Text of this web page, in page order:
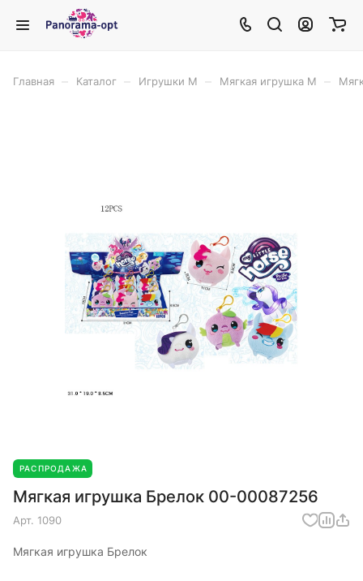
Главная Каталог Игрушки М Мягкая игрушка М
РАСПРОДАЖА
Мягкая игрушка Брелок 00-00087256
Арт. 1090
Мягкая игрушка Брелок